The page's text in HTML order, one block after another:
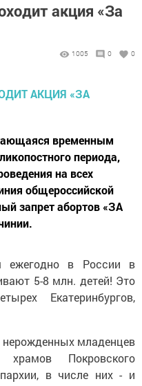
акция «За
1005 0 0
временным
периода,
на всех
общероссийской
запрет абортов «ЗА
ежегодно в России в
5-8 млн. детей! Это
Екатеринбургов,
младенцев
Покровского
в числе них - и